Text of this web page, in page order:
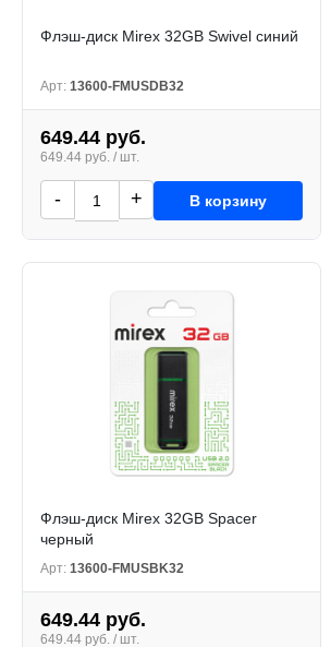
Флэш-диск Mirex 32GB Swivel синий
Арт: 13600-FMUSDB32
649.44 руб.
649.44 руб. / шт.
- + В корзину
Флэш-диск Mirex 32GB Spacer
черный
Арт: 13600-FMUSBK32
649.44 руб.
649.44 руб. / шт.